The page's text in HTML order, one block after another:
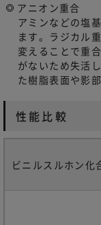
アニオン重合
アミンなどの塩
ます。ラジカル
変えることで重
がないため失活
た樹脂表面や影
性能比較
ビニルスルホン化